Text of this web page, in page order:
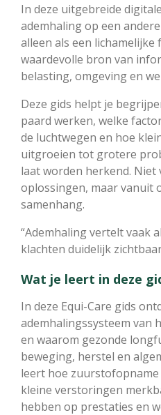
In deze uitgebreide
ademhaling op een
alleen als een lichamelijke
waardevolle bron van
belasting, omgeving en
Deze gids helpt je
paard werken, welke
de luchtwegen en hoe
uitgroeien tot grotere
laat worden herkend.
oplossingen, maar vanuit
samenhang.
“Ademhaling vertelt vaak
klachten duidelijk
Wat je leert in deze
In deze Equi-Care gids
ademhalingssysteem van
en waarom gezonde
beweging, herstel en
leert hoe
kleine verstoringen
hebben op prestaties en